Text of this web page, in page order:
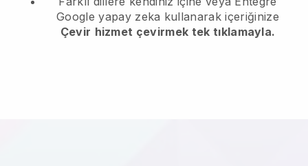
Google yapay zeka kullanarak içeriğinize
Çevir hizmet çevirmek tek tıklamayla.